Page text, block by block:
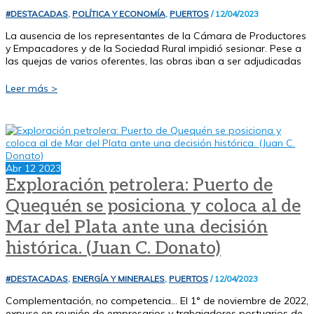
#DESTACADAS, POLÍTICA Y ECONOMÍA, PUERTOS / 12/04/2023
La ausencia de los representantes de la Cámara de Productores
y Empacadores y de la Sociedad Rural impidió sesionar. Pese a
las quejas de varios oferentes, las obras iban a ser adjudicadas
En
sospechas,
el
consorcio
portuario
de
San
Pedro
no
pudo
adjudicar
el
del
de
Leer más >
Abr 12 2023
Exploración petrolera: Puerto de
Quequén se posiciona y coloca al de
Mar del Plata ante una decisión
histórica. (Juan C. Donato)
#DESTACADAS, ENERGÍA Y MINERALES, PUERTOS / 12/04/2023
Complementación, no competencia… El 1° de noviembre de 2022,